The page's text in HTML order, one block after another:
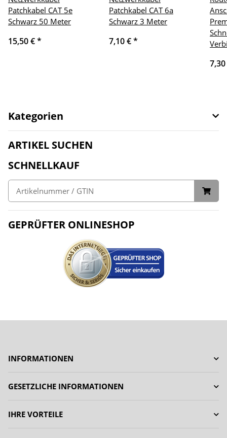
Patchkabel CAT 5e
Schwarz 50 Meter
15,50 €*
Patchkabel CAT 6a
Schwarz 3 Meter
7,10 €*
Kategorien
ARTIKEL SUCHEN
SCHNELLKAUF
GEPRÜFTER ONLINESHOP
INFORMATIONEN
GESETZLICHE INFORMATIONEN
IHRE VORTEILE